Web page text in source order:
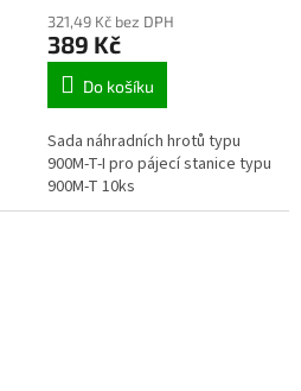
321,49 Kč bez DPH
389 Kč
Do košíku
Sada náhradních hrotů typu
900M-T-I pro pájecí stanice typu
900M-T 10ks